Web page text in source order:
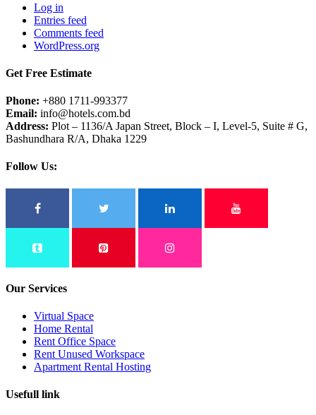
Log in
Entries feed
Comments feed
WordPress.org
Get Free Estimate
Phone: +880 1711-993377
Email: info@hotels.com.bd
Address: Plot – 1136/A Japan Street, Block – I, Level-5, Suite # G,
Bashundhara R/A, Dhaka 1229
Follow Us:
Our Services
Virtual Space
Home Rental
Rent Office Space
Rent Unused Workspace
Apartment Rental Hosting
Usefull link